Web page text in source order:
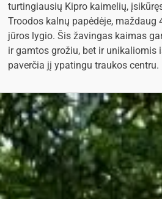
turtingiausių Kipro kaimelių,
Troodos kalnų papėdėje, maždaug
jūros lygio. Šis žavingas kaimas
ir gamtos grožiu, bet ir unikaliomis
paverčia jį ypatingu traukos centru.